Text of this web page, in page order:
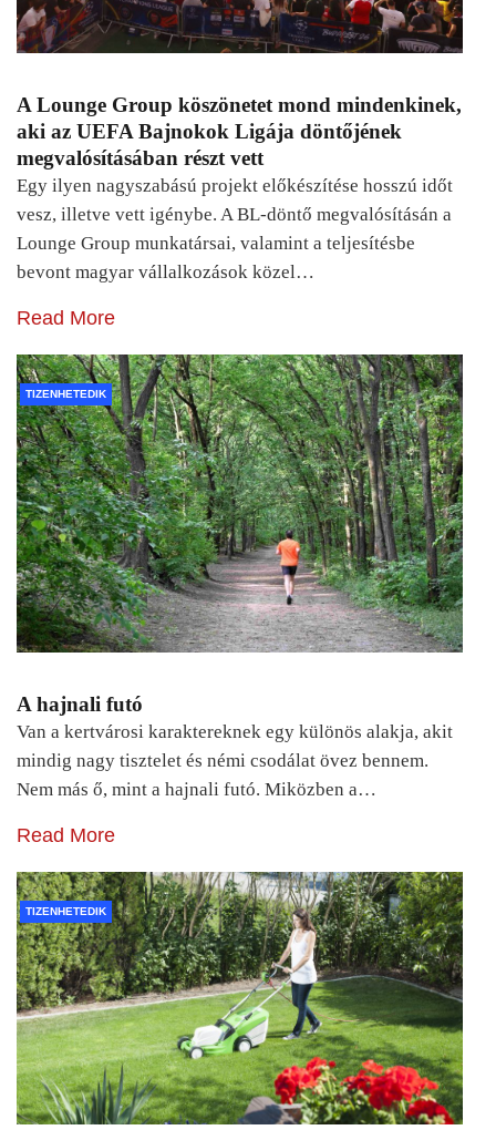
A Lounge Group köszönetet mond mindenkinek,
aki az UEFA Bajnokok Ligája döntőjének
megvalósításában részt vett
Egy ilyen nagyszabású projekt előkészítése hosszú időt
vesz, illetve vett igénybe. A BL-döntő megvalósításán a
Lounge Group munkatársai, valamint a teljesítésbe
bevont magyar vállalkozások közel…
Read More
TIZENHETEDIK
A hajnali futó
Van a kertvárosi karaktereknek egy különös alakja, akit
mindig nagy tisztelet és némi csodálat övez bennem.
Nem más ő, mint a hajnali futó. Miközben a…
Read More
TIZENHETEDIK